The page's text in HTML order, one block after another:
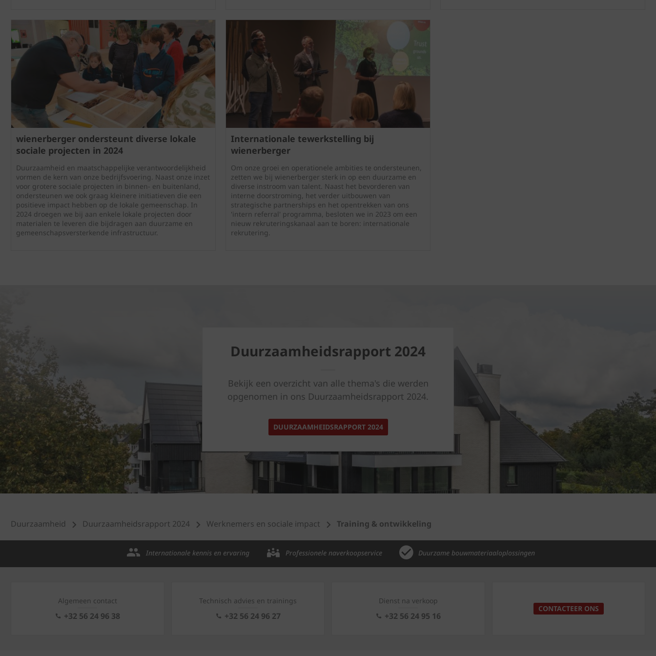
wienerberger ondersteunt diverse lokale
sociale projecten in 2024
Duurzaamheid en maatschappelijke verantwoordelijkheid
vormen de kern van onze bedrijfsvoering. Naast onze inzet
voor grotere sociale projecten in binnen- en buitenland,
ondersteunen we ook graag kleinere initiatieven die een
positieve impact hebben op de lokale gemeenschap. In
2024 droegen we bij aan enkele lokale projecten door
materialen te leveren die bijdragen aan duurzame en
gemeenschapsversterkende infrastructuur.
Internationale tewerkstelling bij
wienerberger
Om onze groei en operationele ambities te ondersteunen,
zetten we bij wienerberger sterk in op een duurzame en
diverse instroom van talent. Naast het bevorderen van
interne doorstroming, het verder uitbouwen van
strategische partnerships en het opentrekken van ons
'intern referral' programma, besloten we in 2023 om een
nieuw rekruteringskanaal aan te boren: internationale
rekrutering.
Duurzaamheidsrapport 2024
Bekijk een overzicht van alle thema's die werden
opgenomen in ons Duurzaamheidsrapport 2024.
DUURZAAMHEIDSRAPPORT 2024
Duurzaamheid Duurzaamheidsrapport 2024 Werknemers en sociale impact Training & ontwikkeling
Internationale kennis en ervaring Professionele naverkoopservice Duurzame bouwmateriaaloplossingen
Algemeen contact
+32 56 24 96 38
Technisch advies en trainings
+32 56 24 96 27
Dienst na verkoop
+32 56 24 95 16
CONTACTEER ONS